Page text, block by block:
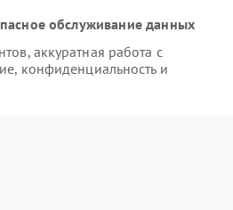
обслуживание данных
аккуратная работа с
конфиденциальность и